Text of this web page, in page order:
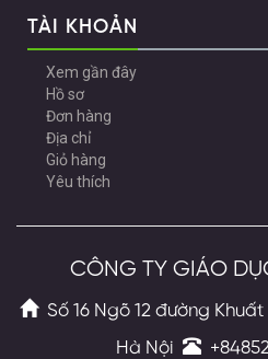
TÀI KHOẢN
Xem gần đây
Hồ sơ
Đơn hàng
Địa chỉ
Giỏ hàng
Yêu thích
CÔNG TY GIÁO
Số 16 Ngõ 12 đường
Hà Nội